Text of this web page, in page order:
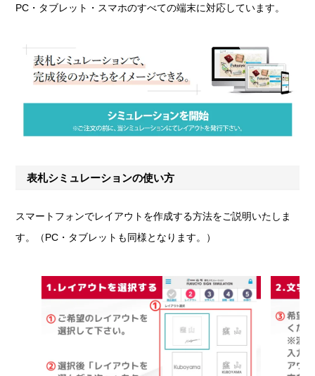
PC・タブレット・スマホのすべての端末に対応しています。
表札シミュレーションの使い方
スマートフォンでレイアウトを作成する方法をご説明いたしま
す。（PC・タブレットも同様となります。）